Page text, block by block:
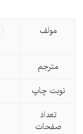
مولف
مترجم
نوبت چاپ
تعداد
صفحات